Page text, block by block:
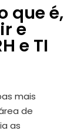
que é,
e
e TI
mais
de
as